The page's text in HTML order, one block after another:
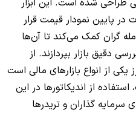
پایین نمودار قیمت قرار
گران کمک می‌کند تا آن‌ها
دقیق بازار بپردازند. از
یکی از انواع بازارهای مالی است
از اندیکاتورها در این
سرمایه گذاران و تریدرها